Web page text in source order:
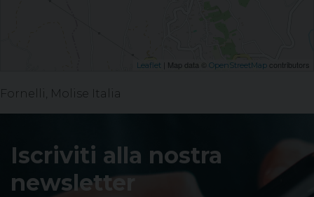
Leaflet | Map data © OpenStreetMap contributors
Fornelli, Molise Italia
Iscriviti alla nostra
newsletter